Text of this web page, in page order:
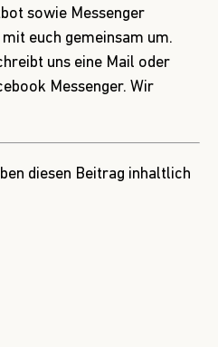
sowie Messenger
euch gemeinsam um.
uns eine Mail oder
Messenger. Wir
diesen Beitrag inhaltlich